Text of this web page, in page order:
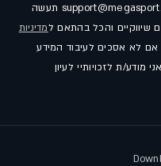
(להלן: "החברה"). אני מאשר/ת שהחברה support@megasport.co.il תעשה
שיווקיים והכל בהתאם למדיניות
אם לא אסכים לעיבוד המידע
ת לזכויותיי לעיון